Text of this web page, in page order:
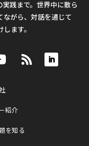
践まで。世界中に散ら
ながら、対話を通じて
ます。
紹介
を知る